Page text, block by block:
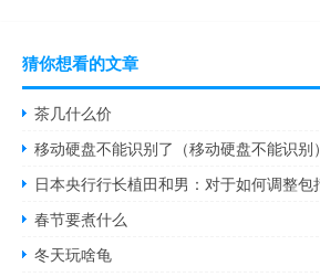
猜你想看的文章
茶几什么价
移动硬盘不能识别了（移动硬盘不能识别）
春节要煮什么
冬天玩啥龟